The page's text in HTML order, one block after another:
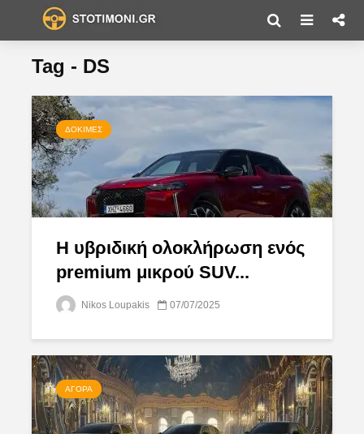
Tag - DS
ΔΟΚΙΜΈΣ
H υβριδική ολοκλήρωση ενός
premium μικρού SUV...
Nikos Loupakis 07/07/2025
ΑΓΟΡΆ